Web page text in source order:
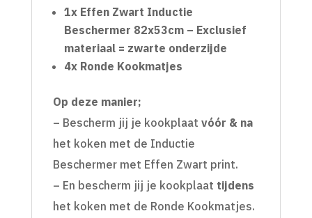
1x Effen Zwart Inductie
Beschermer 82x53cm – Exclusief
materiaal = zwarte onderzijde
4x Ronde Kookmatjes
Op deze manier;
– Bescherm jij je kookplaat vóór & na
het koken met de Inductie
Beschermer met Effen Zwart print.
– En bescherm jij je kookplaat tijdens
het koken met de Ronde Kookmatjes.